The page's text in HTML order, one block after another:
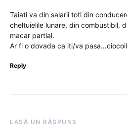
Taiati va din salarii toti din
cheltuielile lunare, din combustibil,
macar partial.
Ar fi o dovada ca iti/va
Reply
LASĂ UN RĂSPUNS